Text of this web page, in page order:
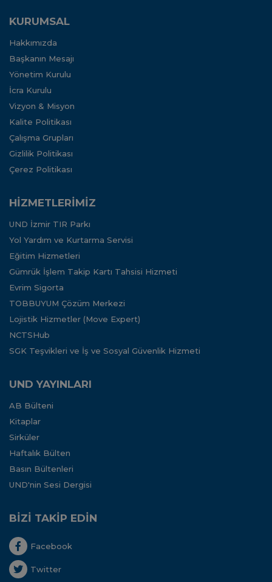
KURUMSAL
Hakkımızda
Başkanın Mesajı
Yönetim Kurulu
İcra Kurulu
Vizyon & Misyon
Kalite Politikası
Çalışma Grupları
Gizlilik Politikası
Çerez Politikası
HİZMETLERİMİZ
UND İzmir TIR Parkı
Yol Yardım ve Kurtarma Servisi
Eğitim Hizmetleri
Gümrük İşlem Takip Kartı Tahsisi Hizmeti
Evrim Sigorta
TOBBUYUM Çözüm Merkezi
Lojistik Hizmetler (Move Expert)
NCTSHub
SGK Teşvikleri ve İş ve Sosyal Güvenlik Hizmeti
UND YAYINLARI
AB Bülteni
Kitaplar
Sirküler
Haftalık Bülten
Basın Bültenleri
UND'nin Sesi Dergisi
BİZİ TAKİP EDİN
Facebook
Twitter